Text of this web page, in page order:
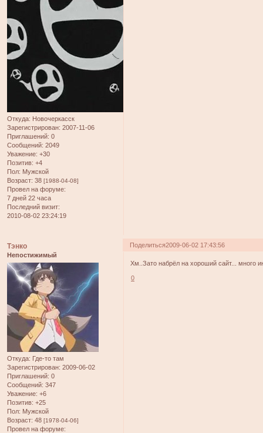
Откуда: Новочеркасск
Зарегистрирован: 2007-11-06
Приглашений: 0
Сообщений: 2049
Уважение: +30
Позитив: +4
Пол: Мужской
Возраст: 38 [1988-04-08]
Провел на форуме:
7 дней 22 часа
Последний визит:
2010-08-02 23:24:19
Поделиться2009-06-02 17:43:56
Тэнко
Непостижимый
Откуда: Где-то там
Зарегистрирован: 2009-06-02
Приглашений: 0
Сообщений: 347
Уважение: +6
Позитив: +25
Пол: Мужской
Возраст: 48 [1978-04-06]
Провел на форуме:
Хм..Зато набрёл на хороший сайт... много
0